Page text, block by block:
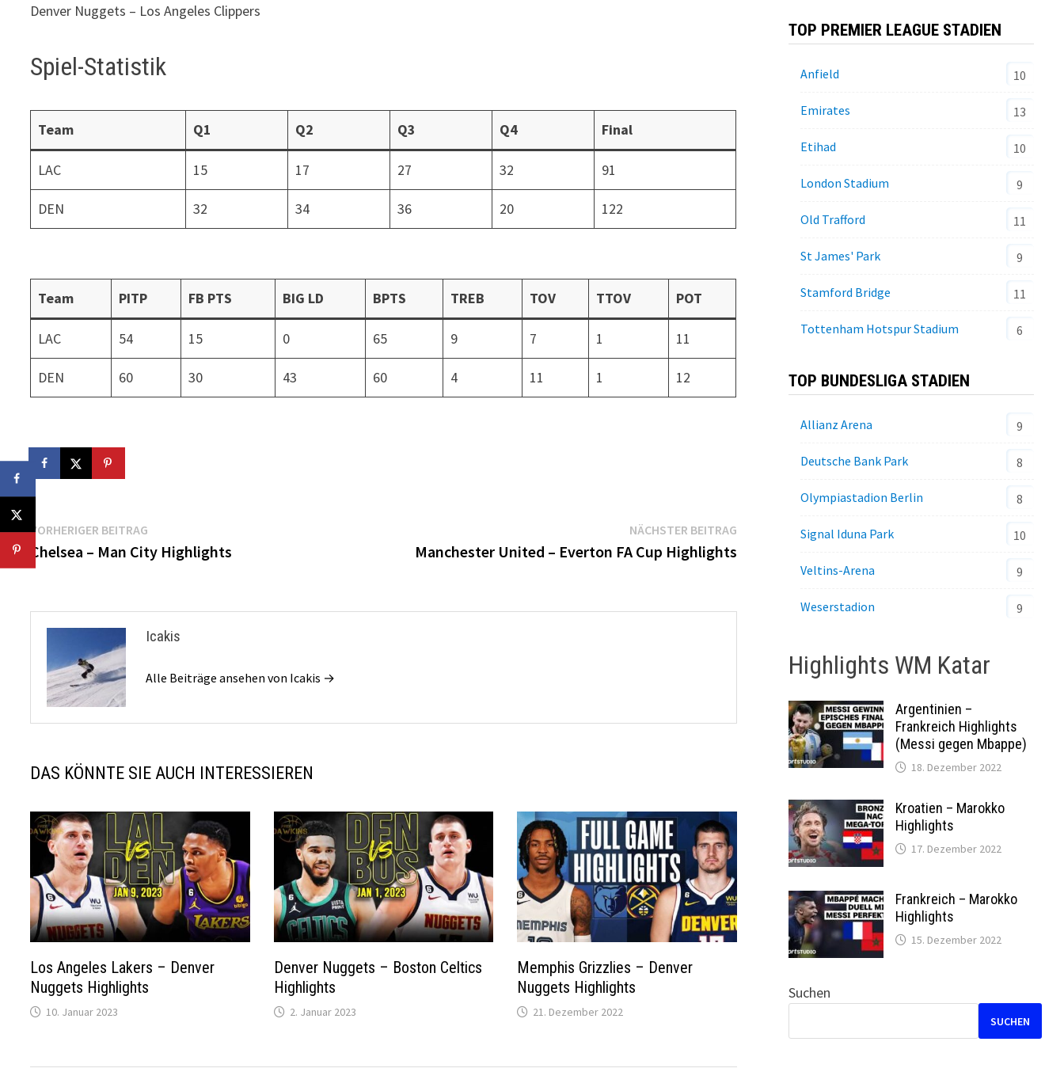
Denver Nuggets – Los Angeles Clippers
Spiel-Statistik
Team Q1 Q2 Q3 Q4 Final
LAC 15 17 27 32 91
DEN 32 34 36 20 122
Team PITP FB PTS BIG LD BPTS TREB TOV TTOV POT
LAC 54 15 0 65 9 7 1 11
DEN 60 30 43 60 4 11 1 12
Beitragsnavigation
VORHERIGER BEITRAG
Beitrag:
Chelsea – Man City Highlights
NÄCHSTER BEITRAGNächster
Beitrag:
Manchester United – Everton FA Cup Highlights
Icakis
Alle Beiträge ansehen von Icakis →
DAS KÖNNTE SIE AUCH INTERESSIEREN
Los Angeles Lakers – Denver
Nuggets Highlights
10. Januar 2023
Denver Nuggets – Boston Celtics
Highlights
2. Januar 2023
Memphis Grizzlies – Denver
Nuggets Highlights
21. Dezember 2022
TOP PREMIER LEAGUE STADIEN
Anfield 10
Emirates 13
Etihad 10
London Stadium 9
Old Trafford 11
St James' Park 9
Stamford Bridge 11
Tottenham Hotspur Stadium 6
TOP BUNDESLIGA STADIEN
Allianz Arena 9
Deutsche Bank Park 8
Olympiastadion Berlin 8
Signal Iduna Park 10
Veltins-Arena 9
Weserstadion 9
Highlights WM Katar
Argentinien –
Frankreich Highlights
(Messi gegen Mbappe)
18. Dezember 2022
Kroatien – Marokko
Highlights
17. Dezember 2022
Frankreich – Marokko
Highlights
15. Dezember 2022
Suchen
SUCHEN